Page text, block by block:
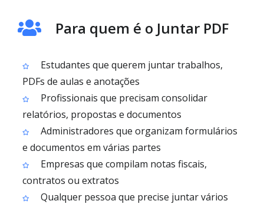
Para quem é o Juntar PDF
Estudantes que querem juntar trabalhos,
PDFs de aulas e anotações
Profissionais que precisam consolidar
relatórios, propostas e documentos
Administradores que organizam formulários
e documentos em várias partes
Empresas que compilam notas fiscais,
contratos ou extratos
Qualquer pessoa que precise juntar vários